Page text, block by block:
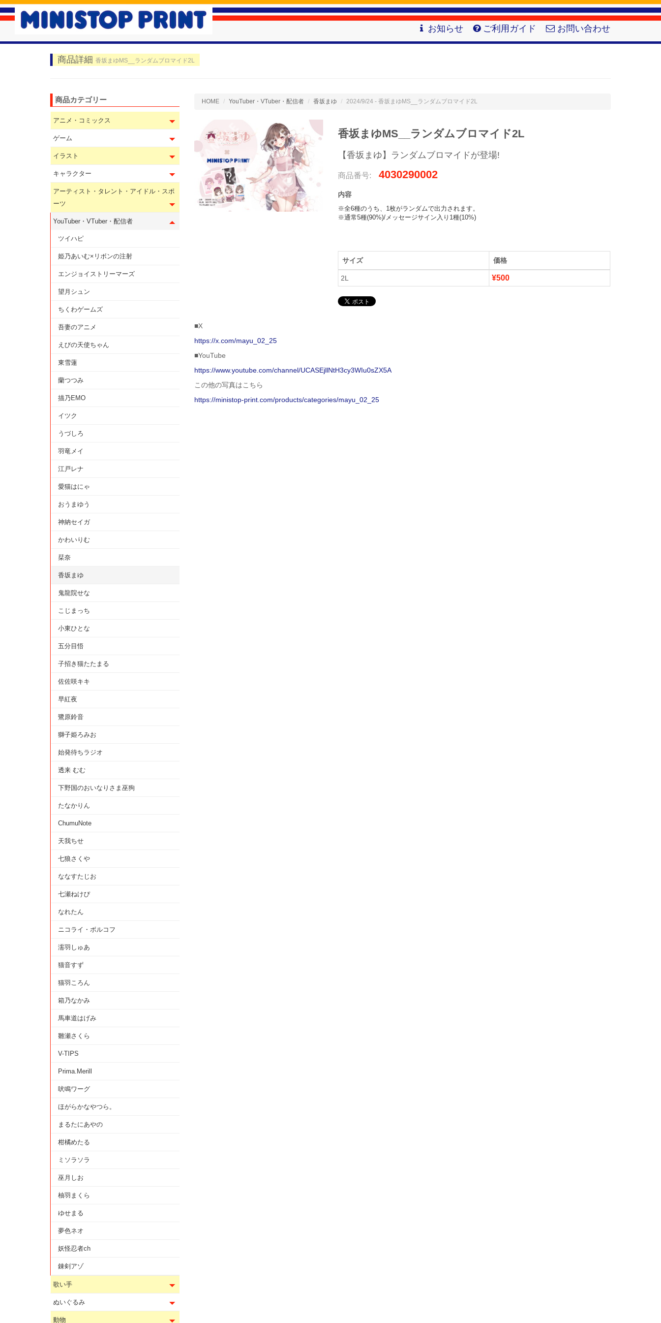
お知らせ ご利用ガイド お問い合わせ
商品詳細 香坂まゆMS__ランダムブロマイド2L
HOME YouTuber・VTuber・配信者 香坂まゆ 2024/9/24 - 香坂まゆMS__ランダムブロマイド2L
香坂まゆMS__ランダムブロマイド2L
【香坂まゆ】ランダムブロマイドが登場!
商品番号: 4030290002
内容
※全6種のうち、1枚がランダムで出力されます。
※通常5種(90%)/メッセージサイン入り1種(10%)
サイズ 価格
2L ¥500
■X
https://x.com/mayu_02_25
■YouTube
https://www.youtube.com/channel/UCASEjllNtH3cy3WIu0sZX5A
この他の写真はこちら
https://ministop-print.com/products/categories/mayu_02_25
商品カテゴリー
アニメ・コミックス
ゲーム
イラスト
キャラクター
アーティスト・タレント・アイドル・スポ
ーツ
YouTuber・VTuber・配信者
ツイハピ
姫乃あいむ×リボンの注射
エンジョイストリーマーズ
望月シュン
ちくわゲームズ
吾妻のアニメ
えびの天使ちゃん
東雪蓮
蘭つつみ
描乃EMO
イツク
うづしろ
羽竜メイ
江戸レナ
愛猫はにゃ
おうまゆう
神納セイガ
かわいりむ
栞奈
香坂まゆ
鬼龍院せな
こじまっち
小東ひとな
五分目悟
子招き猫たたまる
佐佐咲キキ
早紅夜
鷺原鈴音
獅子姫ろみお
始発待ちラジオ
透来 むむ
下野国のおいなりさま巫狗
たなかりん
ChumuNote
天我ちせ
七狼さくや
ななすたじお
七瀬ねけぴ
なれたん
ニコライ・ボルコフ
濡羽しゅあ
猫音すず
猫羽ころん
箱乃なかみ
馬車道はげみ
雛瀬さくら
V-TIPS
Prima.Merill
吠鳴ワーグ
ほがらかなやつら。
まるたにあやの
柑橘めたる
ミソラソラ
巫月しお
柚羽まくら
ゆせまる
夢色ネオ
妖怪忍者ch
錬剣アゾ
歌い手
ぬいぐるみ
動物